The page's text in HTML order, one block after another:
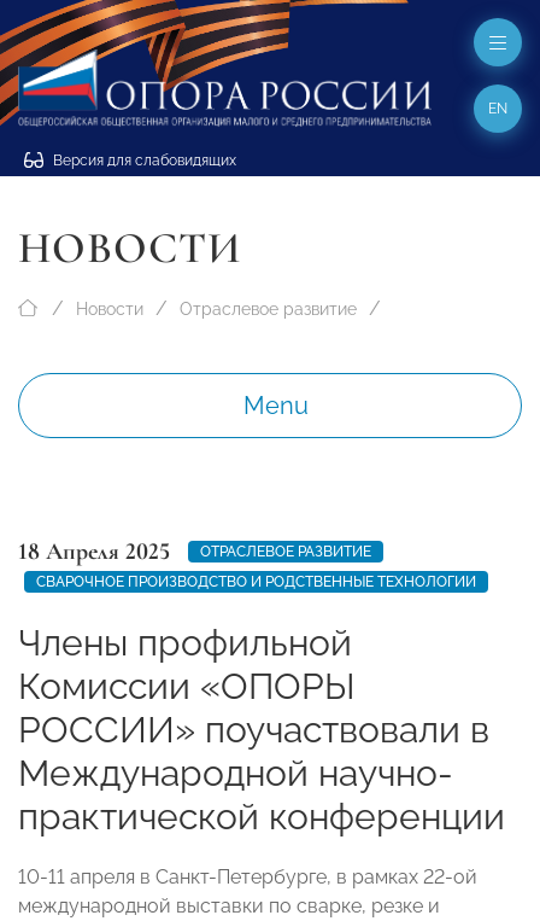
Версия для слабовидящих
EN
НОВОСТИ
Новости Отраслевое развитие
Menu
18 Апреля 2025
ОТРАСЛЕВОЕ РАЗВИТИЕ
СВАРОЧНОЕ ПРОИЗВОДСТВО И РОДСТВЕННЫЕ ТЕХНОЛОГИИ
Члены профильной
Комиссии «ОПОРЫ
РОССИИ» поучаствовали в
Международной научно-
практической конференции
10-11 апреля в Санкт-Петербурге, в рамках 22-ой
международной выставки по сварке, резке и